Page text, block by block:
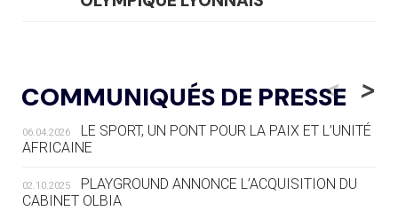
« L'ALLEMAGNE PEUT DÉMONTRER
COMMENT ORGANISER DES JO
RESPONSABLES »
04.08
LA FIE LANCE LES GRANDES
MANŒUVRES EN VUE DES JO
COMMUNIQUÉS DE PRESSE
<
06.04.2026
LE SPORT, UN PONT POUR LA PAIX ET L’UNITÉ
AFRICAINE
02.10.2025
PLAYGROUND ANNONCE L’ACQUISITION DU
CABINET OLBIA
>